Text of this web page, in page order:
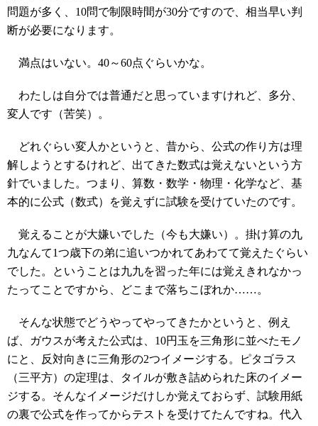
問題が多く、10問で制限時間が30分ですので、相当早い判
断が必要になります。
満点はいない。40～60点ぐらいかな。
わたしは自分では普通だと思っていますけれど、多分、
変人です（苦笑）。
どれぐらい変人かというと、昔から、公式の作り方は理
解しようとするけれど、出てきた数式は覚えないという方
針でいました。つまり、算数・数学・物理・化学など、基
本的に公式（数式）を覚えずに試験を受けていたのです。
覚えることが大嫌いでした（今も大嫌い）。掛け算の九
九なんて1つ歳下の弟に追いつかれてあわてて覚えたぐらい
でした。ということは九九を習った年には覚えきれなかっ
たってことですから、どこまで落ちこぼれか……。
そんな状態でどうやってやってきたかというと、例え
ば、ガウスが考えた公式は、10円玉を三角形に並べたモノ
にと、反対向きに三角形の2つイメージする。ピタゴラス
（三平方）の定理は、タイルが敷き詰められた床のイメー
ジする。そんなイメージだけしか覚えておらず、試験用紙
の裏で公式を作ってからテストを受けてたんですね。代入